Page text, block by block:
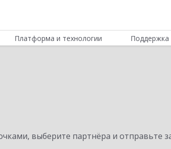
Платформа и технологии Поддержка
выберите партнёра и отправьте